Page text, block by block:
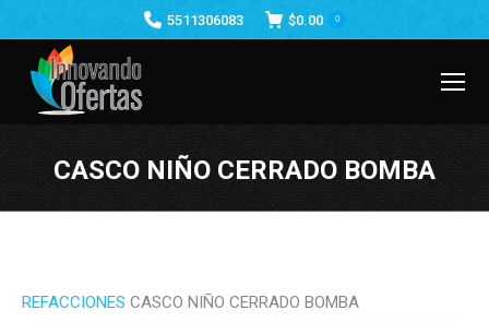
5511306083 $0.00 0
CASCO NIÑO CERRADO BOMBA
REFACCIONES CASCO NIÑO CERRADO BOMBA